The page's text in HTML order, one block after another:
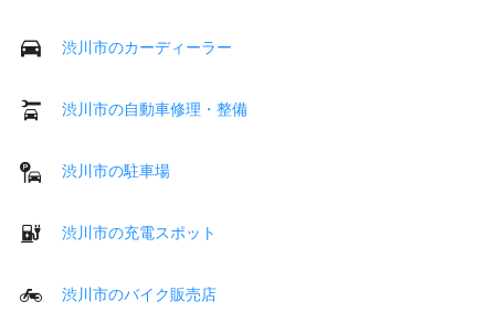
渋川市のカーディーラー
渋川市の自動車修理・整備
渋川市の駐車場
渋川市の充電スポット
渋川市のバイク販売店